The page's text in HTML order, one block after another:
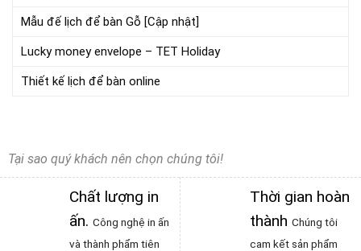
Mẫu đế lịch để bàn Gỗ [Cập nhật]
Lucky money envelope – TET Holiday
Thiết kế lịch để bàn online
Tại sao quý khách nên chọn chúng tôi!
Chất lượng in
ấn. Công nghệ in ấn
và thành phẩm tiên
Thời gian hoàn
thành Chúng tôi
cam kết sản phẩm